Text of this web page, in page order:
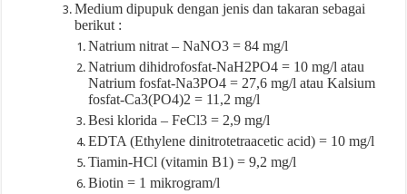
Medium dipupuk dengan jenis dan takaran sebagai
berikut :
Natrium nitrat – NaNO3 = 84 mg/l
Natrium dihidrofosfat-NaH2PO4 = 10 mg/l atau
Natrium fosfat-Na3PO4 = 27,6 mg/l atau Kalsium
fosfat-Ca3(PO4)2 = 11,2 mg/l
Besi klorida – FeCl3 = 2,9 mg/l
EDTA (Ethylene dinitrotetraacetic acid) = 10 mg/l
Tiamin-HCl (vitamin B1) = 9,2 mg/l
Biotin = 1 mikrogram/l